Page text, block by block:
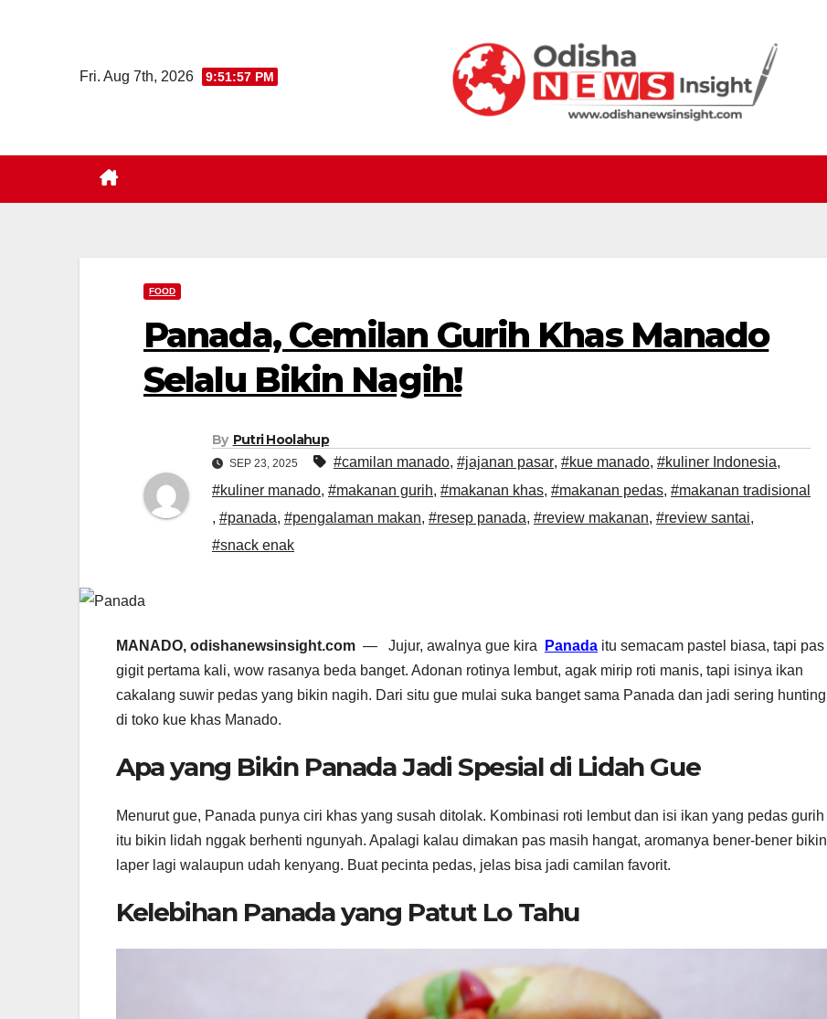
Fri. Aug 7th, 2026 9:51:58 PM
FOOD
Panada, Cemilan Gurih Khas Manado
Selalu Bikin Nagih!
By Putri Hoolahup
SEP 23, 2025 #camilan manado, #jajanan pasar, #kue manado, #kuliner Indonesia,
#kuliner manado, #makanan gurih, #makanan khas, #makanan pedas, #makanan tradisional
, #panada, #pengalaman makan, #resep panada, #review makanan, #review santai,
#snack enak
MANADO, odishanewsinsight.com — Jujur, awalnya gue kira Panada itu semacam pastel biasa, tapi pas
gigit pertama kali, wow rasanya beda banget. Adonan rotinya lembut, agak mirip roti manis, tapi isinya ikan
cakalang suwir pedas yang bikin nagih. Dari situ gue mulai suka banget sama Panada dan jadi sering hunting
di toko kue khas Manado.
Apa yang Bikin Panada Jadi Spesial di Lidah Gue
Menurut gue, Panada punya ciri khas yang susah ditolak. Kombinasi roti lembut dan isi ikan yang pedas gurih
itu bikin lidah nggak berhenti ngunyah. Apalagi kalau dimakan pas masih hangat, aromanya bener-bener bikin
laper lagi walaupun udah kenyang. Buat pecinta pedas, jelas bisa jadi camilan favorit.
Kelebihan Panada yang Patut Lo Tahu